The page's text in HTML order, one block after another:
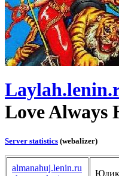
Love Always
Server statistics (webalizer)
almanahuj.lenin.ru
Юдик